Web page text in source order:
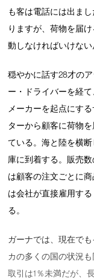
も客は電話には出ま
りますが、荷物を届
動しなければいけない
穏やかに話す28才の
ー・ドライバーを経
メーカーを起点にす
ターから顧客に荷物
ている。海と陸を横
庫に到着する。販売
は顧客の注文ごとに
は会社が直接雇用す
る。
ガーナでは、現在で
カの多くの国の状況
取引は1％未満だが、